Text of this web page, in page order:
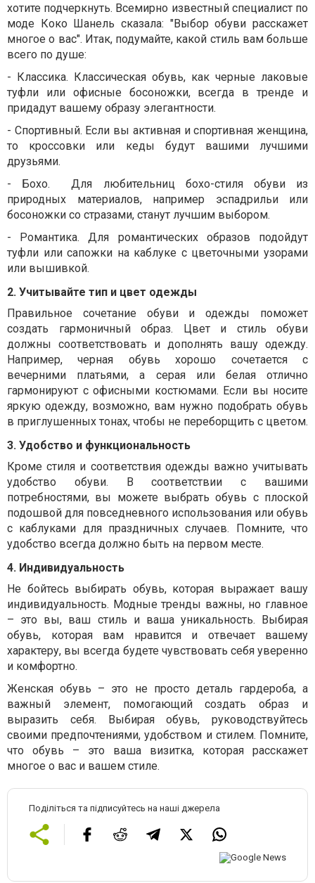
хотите подчеркнуть. Всемирно известный специалист по
моде Коко Шанель сказала: "Выбор обуви расскажет
многое о вас". Итак, подумайте, какой стиль вам больше
всего по душе:
- Классика. Классическая обувь, как черные лаковые
туфли или офисные босоножки, всегда в тренде и
придадут вашему образу элегантности.
- Спортивный. Если вы активная и спортивная женщина,
то кроссовки или кеды будут вашими лучшими
друзьями.
- Бохо.
Для любительниц бохо-стиля обуви из
природных материалов, например эспадрильи или
босоножки со стразами, станут лучшим выбором.
- Романтика. Для романтических образов подойдут
туфли или сапожки на каблуке с цветочными узорами
или вышивкой.
2. Учитывайте тип и цвет одежды
Правильное сочетание обуви и одежды поможет
создать гармоничный образ. Цвет и стиль обуви
должны соответствовать и дополнять вашу одежду.
Например, черная обувь хорошо сочетается с
вечерними платьями, а серая или белая отлично
гармонируют с офисными костюмами. Если вы носите
яркую одежду, возможно, вам нужно подобрать обувь
в приглушенных тонах, чтобы не переборщить с цветом.
3. Удобство и функциональность
Кроме стиля и соответствия одежды важно учитывать
удобство обуви. В соответствии с вашими
потребностями, вы можете выбрать обувь с плоской
подошвой для повседневного использования или обувь
с каблуками для праздничных случаев. Помните, что
удобство всегда должно быть на первом месте.
4. Индивидуальность
Не бойтесь выбирать обувь, которая выражает вашу
индивидуальность. Модные тренды важны, но главное
– это вы, ваш стиль и ваша уникальность. Выбирая
обувь, которая вам нравится и отвечает вашему
характеру, вы всегда будете чувствовать себя уверенно
и комфортно.
Женская обувь – это не просто деталь гардероба, а
важный элемент, помогающий создать образ и
выразить себя. Выбирая обувь, руководствуйтесь
своими предпочтениями, удобством и стилем. Помните,
что обувь – это ваша визитка, которая расскажет
многое о вас и вашем стиле.
Поділіться та підписуйтесь на наші джерела